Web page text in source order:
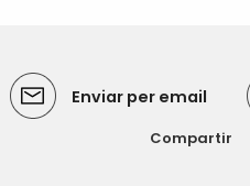
Enviar per email
Compartir